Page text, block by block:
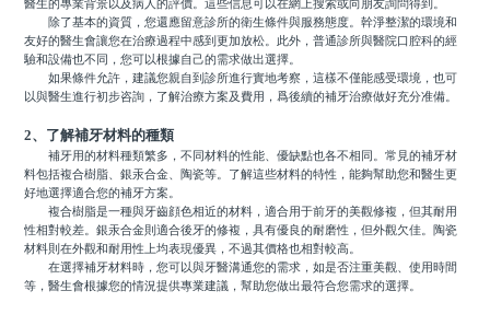
醫生的專業背景以及病人的評價。這些信息可以在網上搜索或向朋友詢問得到。
除了基本的資質，您還應留意診所的衛生條件與服務態度。幹淨整潔的環境和
友好的醫生會讓您在治療過程中感到更加放松。此外，普通診所與醫院口腔科的經
驗和設備也不同，您可以根據自己的需求做出選擇。
如果條件允許，建議您親自到診所進行實地考察，這樣不僅能感受環境，也可
以與醫生進行初步咨詢，了解治療方案及費用，爲後續的補牙治療做好充分准備。
2、了解補牙材料的種類
補牙用的材料種類繁多，不同材料的性能、優缺點也各不相同。常見的補牙材
料包括複合樹脂、銀汞合金、陶瓷等。了解這些材料的特性，能夠幫助您和醫生更
好地選擇適合您的補牙方案。
複合樹脂是一種與牙齒顔色相近的材料，適合用于前牙的美觀修複，但其耐用
性相對較差。銀汞合金則適合後牙的修複，具有優良的耐磨性，但外觀欠佳。陶瓷
材料則在外觀和耐用性上均表現優異，不過其價格也相對較高。
在選擇補牙材料時，您可以與牙醫溝通您的需求，如是否注重美觀、使用時間
等，醫生會根據您的情況提供專業建議，幫助您做出最符合您需求的選擇。